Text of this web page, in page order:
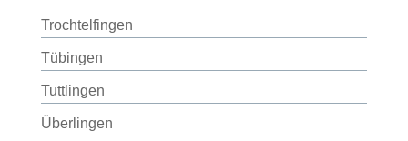
Trochtelfingen
Tübingen
Tuttlingen
Überlingen